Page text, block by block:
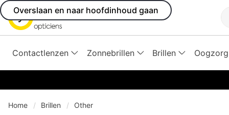
Overslaan en naar hoofdinhoud gaan
Contactlenzen Zonnebrillen Brillen Oogzorg
Home Brillen Other